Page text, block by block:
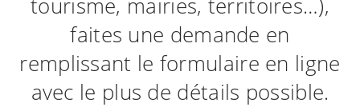
faites une demande en
remplissant le formulaire en ligne
avec le plus de détails possible.